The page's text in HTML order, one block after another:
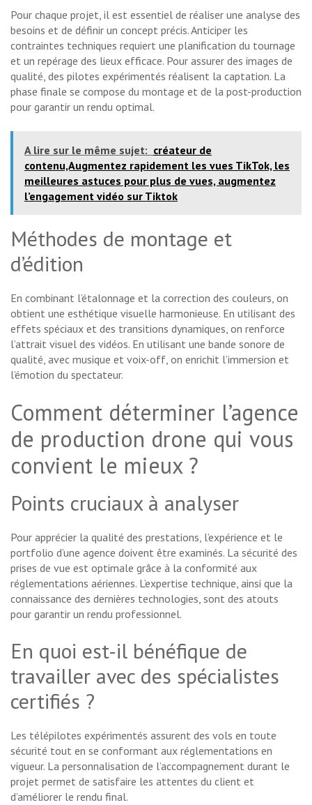
Pour chaque projet, il est essentiel de réaliser une analyse des
besoins et de définir un concept précis. Anticiper les
contraintes techniques requiert une planification du tournage
et un repérage des lieux efficace. Pour assurer des images de
qualité, des pilotes expérimentés réalisent la captation. La
phase finale se compose du montage et de la post-production
pour garantir un rendu optimal.
A lire sur le même sujet: créateur de
contenu,Augmentez rapidement les vues TikTok, les
meilleures astuces pour plus de vues, augmentez
l’engagement vidéo sur Tiktok
Méthodes de montage et
d’édition
En combinant l’étalonnage et la correction des couleurs, on
obtient une esthétique visuelle harmonieuse. En utilisant des
effets spéciaux et des transitions dynamiques, on renforce
l’attrait visuel des vidéos. En utilisant une bande sonore de
qualité, avec musique et voix-off, on enrichit l’immersion et
l’émotion du spectateur.
Comment déterminer l’agence
de production drone qui vous
convient le mieux ?
Points cruciaux à analyser
Pour apprécier la qualité des prestations, l’expérience et le
portfolio d’une agence doivent être examinés. La sécurité des
prises de vue est optimale grâce à la conformité aux
réglementations aériennes. L’expertise technique, ainsi que la
connaissance des dernières technologies, sont des atouts
pour garantir un rendu professionnel.
En quoi est-il bénéfique de
travailler avec des spécialistes
certifiés ?
Les télépilotes expérimentés assurent des vols en toute
sécurité tout en se conformant aux réglementations en
vigueur. La personnalisation de l’accompagnement durant le
projet permet de satisfaire les attentes du client et
d’améliorer le rendu final.